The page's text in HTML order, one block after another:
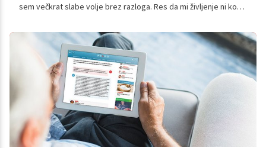
sem večkrat slabe volje brez razloga. Res da mi življenje ni kot
pogost...